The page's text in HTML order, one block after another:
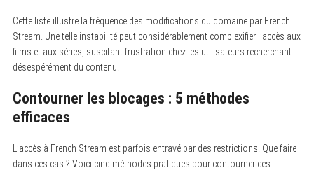
Cette liste illustre la fréquence des modifications du domaine par French
Stream. Une telle instabilité peut considérablement complexifier l’accès aux
films et aux séries, suscitant frustration chez les utilisateurs recherchant
désespérément du contenu.
Contourner les blocages : 5 méthodes
efficaces
L’accès à French Stream est parfois entravé par des restrictions. Que faire
dans ces cas ? Voici cinq méthodes pratiques pour contourner ces